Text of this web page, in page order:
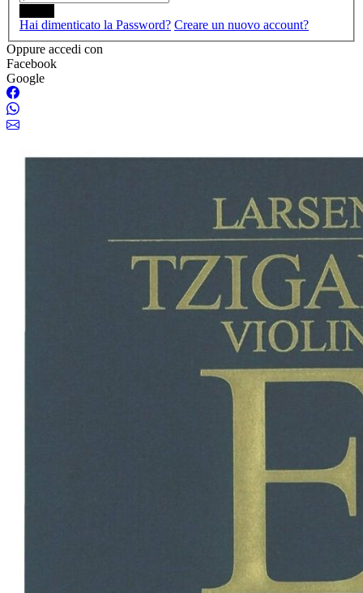
Hai dimenticato la Password? Creare un nuovo account?
Oppure accedi con
Facebook
Google